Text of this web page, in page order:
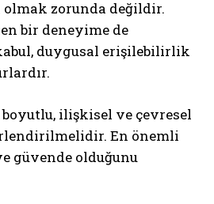
olmak zorunda değildir.
bir deneyime de
duygusal erişilebilirlik
ilişkisel ve çevresel
En önemli
güvende olduğunu